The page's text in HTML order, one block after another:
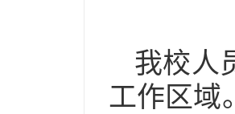
我校人
工作区域